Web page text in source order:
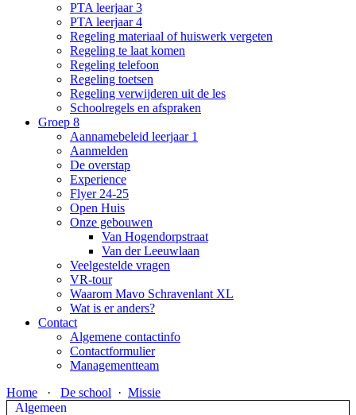
PTA leerjaar 3
PTA leerjaar 4
Regeling materiaal of huiswerk vergeten
Regeling te laat komen
Regeling telefoon
Regeling toetsen
Regeling verwijderen uit de les
Schoolregels en afspraken
Groep 8
Aannamebeleid leerjaar 1
Aanmelden
De overstap
Experience
Flyer 24-25
Open Huis
Onze gebouwen
Van Hogendorpstraat
Van der Leeuwlaan
Veelgestelde vragen
VR-tour
Waarom Mavo Schravenlant XL
Wat is er anders?
Contact
Algemene contactinfo
Contactformulier
Managementteam
Home · De school · Missie
Algemeen